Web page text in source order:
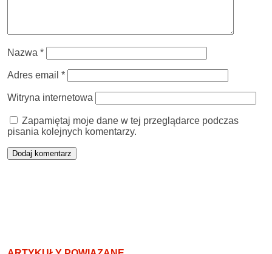
Nazwa *
Adres email *
Witryna internetowa
Zapamiętaj moje dane w tej przeglądarce podczas
pisania kolejnych komentarzy.